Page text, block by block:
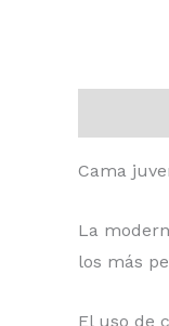
Cama
La
los más
El uso de